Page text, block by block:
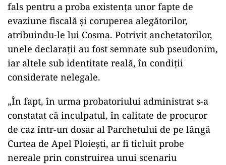
fals pentru a proba existența unor fapte de
evaziune fiscală și coruperea alegătorilor,
atribuindu-le lui Cosma. Potrivit anchetatorilor,
unele declarații au fost semnate sub pseudonim,
iar altele sub identitate reală, în condiții
considerate nelegale.
„În fapt, în urma probatoriului administrat s-a
constatat că inculpatul, în calitate de procuror
de caz într-un dosar al Parchetului de pe lângă
Curtea de Apel Ploiești, ar fi ticluit probe
nereale prin construirea unui scenariu